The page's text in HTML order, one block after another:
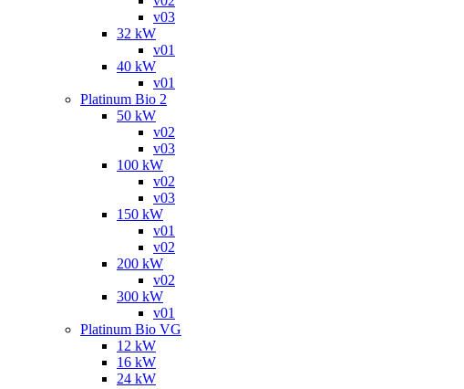
v03
32 kW
v01
40 kW
v01
Platinum Bio 2
50 kW
v02
v03
100 kW
v02
v03
150 kW
v01
v02
200 kW
v02
300 kW
v01
Platinum Bio VG
12 kW
16 kW
24 kW